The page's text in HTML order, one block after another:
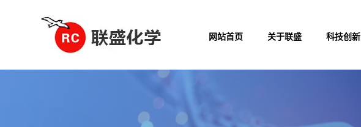
网站首页 关于联盛 科技创新